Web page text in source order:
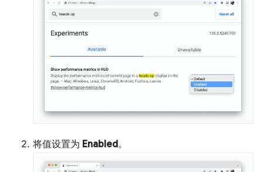
将值设置为 Enabled。